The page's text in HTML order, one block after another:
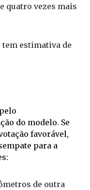
quatro vezes mais
estimativa de
do modelo. Se
favorável,
para a
de outra